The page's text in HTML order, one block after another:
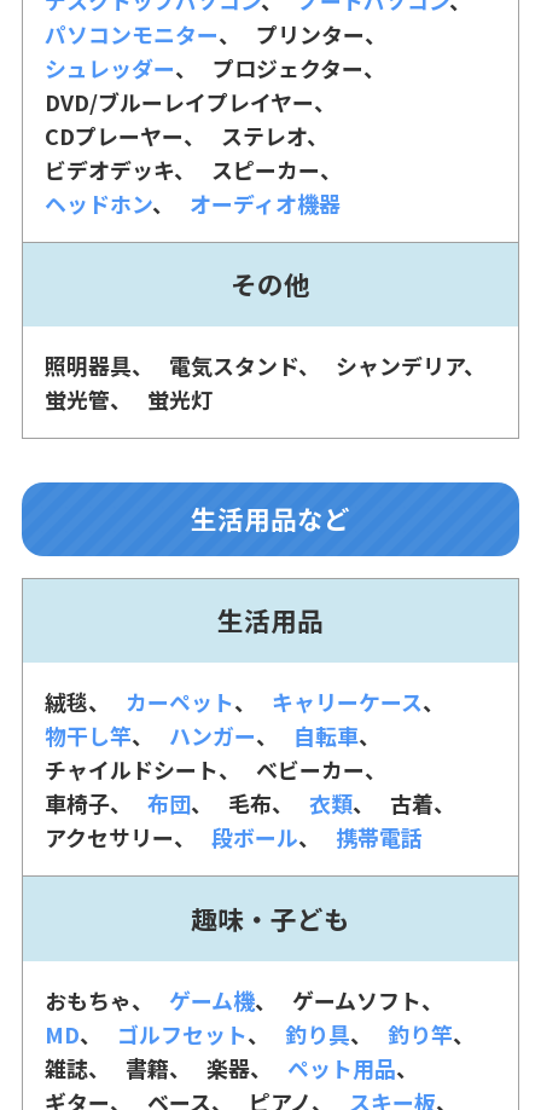
パソコンモニター
プリンター
シュレッダー
プロジェクター
DVD/ブルーレイプレイヤー
CDプレーヤー
ステレオ
ビデオデッキ
スピーカー
ヘッドホン
オーディオ機器
その他
照明器具 電気スタンド
シャンデリア
蛍光管
蛍光灯
生活用品など
生活用品
絨毯 カーペット
キャリーケース
物干し竿
ハンガー
自転車
チャイルドシート
ベビーカー
車椅子
布団 毛布 衣類
古着
アクセサリー
段ボール 携帯電話
趣味・子ども
おもちゃ ゲーム機
ゲームソフト
MD
ゴルフセット 釣り具
釣り竿
雑誌
書籍 楽器
ペット用品
ギター
ベース ピアノ スキー板